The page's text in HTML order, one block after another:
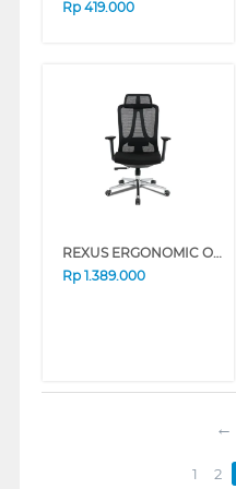
Rp 419.000
REXUS ERGONOMIC OFFICE CHAIR NC3 BLACK NC3-BK
Rp 1.389.000
1 2